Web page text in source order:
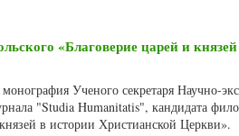
«Благоверие царей и
Ученого секретаря Научно-
"Studia Humanitatis", кандидата
в истории Христианской Церкви».